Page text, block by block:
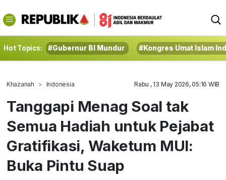
Hot Topics: #Gubernur BI Mundur #Kongres Umat Islam
Khazanah Indonesia Rabu , 13 May 2026, 05:16 WIB
Tanggapi Menag Soal tak
Semua Hadiah untuk Pejabat
Gratifikasi, Waketum MUI:
Buka Pintu Suap